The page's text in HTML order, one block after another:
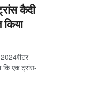
कैदी
2024पीटर
कि एक ट्रांस-